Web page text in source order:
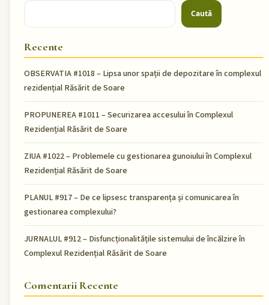
Caută
Recente
OBSERVATIA #1018 – Lipsa unor spații de depozitare în complexul
rezidențial Răsărit de Soare
PROPUNEREA #1011 – Securizarea accesului în Complexul
Rezidențial Răsărit de Soare
ZIUA #1022 – Problemele cu gestionarea gunoiului în Complexul
Rezidențial Răsărit de Soare
PLANUL #917 – De ce lipsesc transparența și comunicarea în
gestionarea complexului?
JURNALUL #912 – Disfuncționalitățile sistemului de încălzire în
Complexul Rezidențial Răsărit de Soare
Comentarii Recente